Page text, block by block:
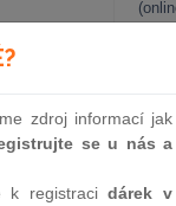
zdroj informací jak
se u nás a
k registracidárek v